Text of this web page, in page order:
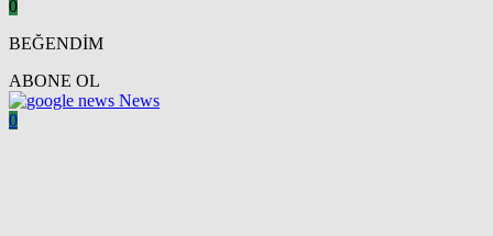
0
BEĞENDİM
ABONE OL
News
0